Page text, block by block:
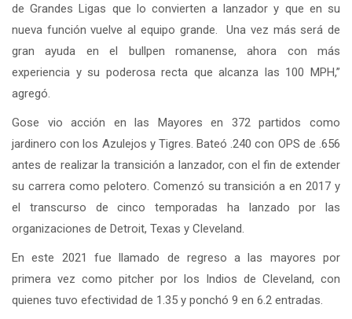
de Grandes Ligas que lo convierten a lanzador y que en su
nueva función vuelve al equipo grande. Una vez más será de
gran ayuda en el bullpen romanense, ahora con más
experiencia y su poderosa recta que alcanza las 100 MPH,”
agregó.
Gose vio acción en las Mayores en 372 partidos como
jardinero con los Azulejos y Tigres. Bateó .240 con OPS de .656
antes de realizar la transición a lanzador, con el fin de extender
su carrera como pelotero. Comenzó su transición a en 2017 y
el transcurso de cinco temporadas ha lanzado por las
organizaciones de Detroit, Texas y Cleveland.
En este 2021 fue llamado de regreso a las mayores por
primera vez como pitcher por los Indios de Cleveland, con
quienes tuvo efectividad de 1.35 y ponchó 9 en 6.2 entradas.